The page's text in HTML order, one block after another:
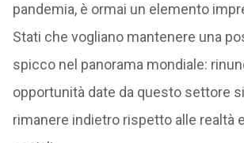
pandemia, è ormai un elemento
Stati che vogliano mantenere una
spicco nel panorama mondiale:
opportunità date da questo settore
rimanere indietro rispetto alle realtà